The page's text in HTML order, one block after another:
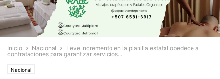
Inicio Nacional
Leve incremento en la planilla estatal obedece a
contrataciones para garantizar servicios...
Nacional